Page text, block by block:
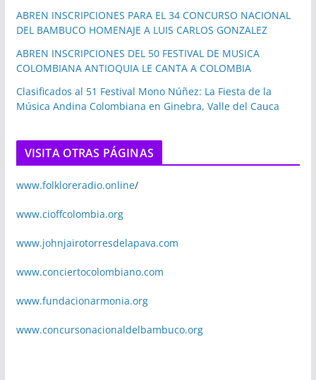
ABREN INSCRIPCIONES PARA EL 34 CONCURSO NACIONAL
DEL BAMBUCO HOMENAJE A LUIS CARLOS GONZALEZ
ABREN INSCRIPCIONES DEL 50 FESTIVAL DE MUSICA
COLOMBIANA ANTIOQUIA LE CANTA A COLOMBIA
Clasificados al 51 Festival Mono Núñez: La Fiesta de la
Música Andina Colombiana en Ginebra, Valle del Cauca
VISITA OTRAS PÁGINAS
www.folkloreradio.online/
www.cioffcolombia.org
www.johnjairotorresdelapava.com
www.conciertocolombiano.com
www.fundacionarmonia.org
www.concursonacionaldelbambuco.org